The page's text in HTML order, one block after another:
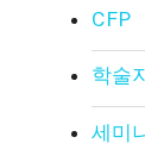
CFP
학술
세미